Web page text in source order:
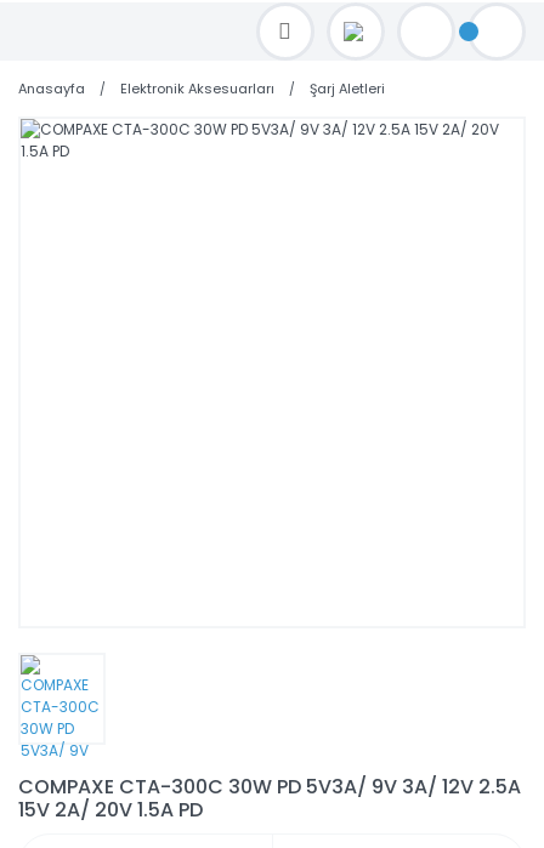
TOPTAN FİYAT ALMAK İÇİN satis@toptanbilgisayar.net MAİL ATINIZ.
SİPARİŞLERİNİZİ AYNI GÜN KARGO İLE GÖNDERİYORUZ!
Anasayfa Elektronik Aksesuarları Şarj Aletleri
COMPAXE CTA-300C 30W PD 5V3A/ 9V 3A/ 12V 2.5A
15V 2A/ 20V 1.5A PD